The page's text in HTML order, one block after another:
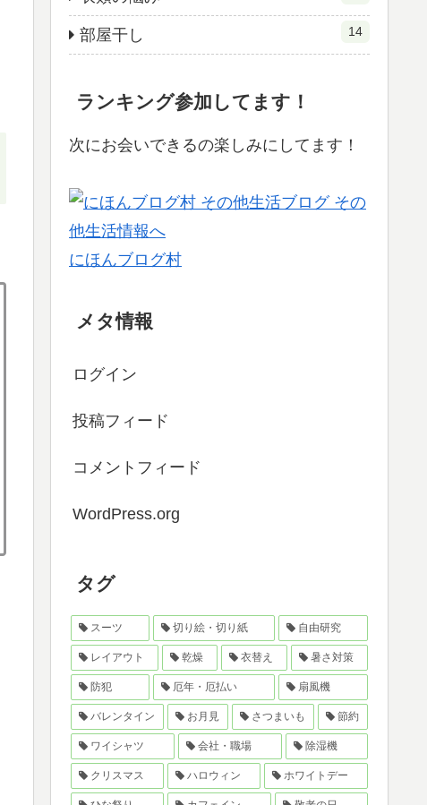
部屋干し 14
ランキング参加してます！
次にお会いできるの楽しみにしてます！
にほんブログ村
メタ情報
ログイン
投稿フィード
コメントフィード
WordPress.org
タグ
スーツ 切り絵・切り紙 自由研究
レイアウト 乾燥 衣替え 暑さ対策
防犯 厄年・厄払い 扇風機
バレンタイン お月見 さつまいも 節約
ワイシャツ 会社・職場 除湿機
クリスマス ハロウィン ホワイトデー